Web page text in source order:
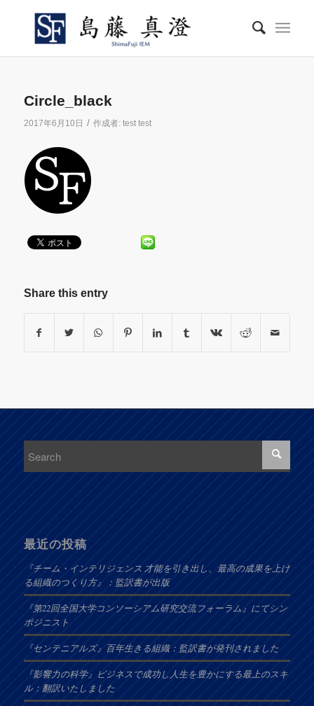
Circle_black
2017年6月10日 / 作成者: test test
Share this entry
最近の投稿
『チーム・インテリジェンス 才能を引き出し、最高の成果を上げ
る組織のつくり方』：監訳書が出版
『第22回全国大学コンソーシアム研究交流フォーラム』にてシン
ポジニスト
『センテニアルズ』百年生きる組織：監訳書が発刊されました
『影響力の科学』ビジネスで成功し人生を豊かにする最上のスキ
ル：翻訳いたしました